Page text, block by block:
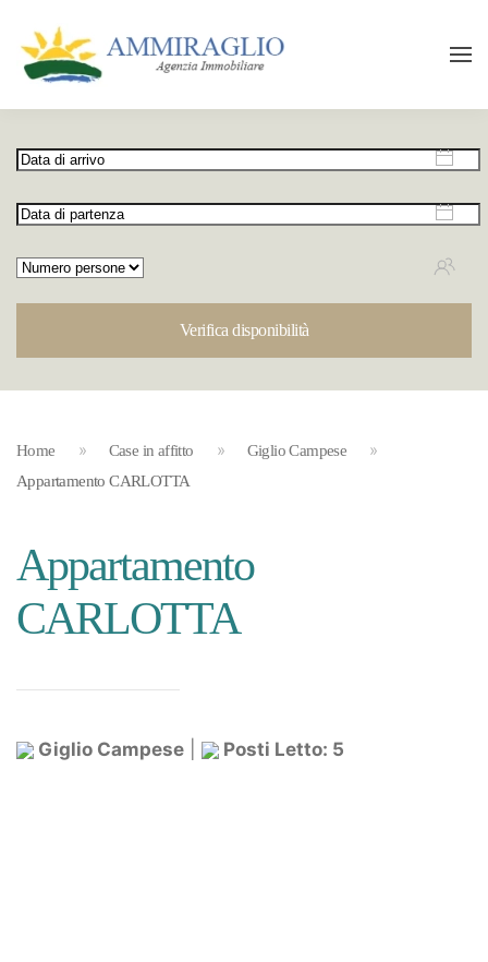
Verifica disponibilità
Home Case in affitto
Giglio Campese
Appartamento CARLOTTA
Appartamento
CARLOTTA
Giglio Campese Posti Letto: 5